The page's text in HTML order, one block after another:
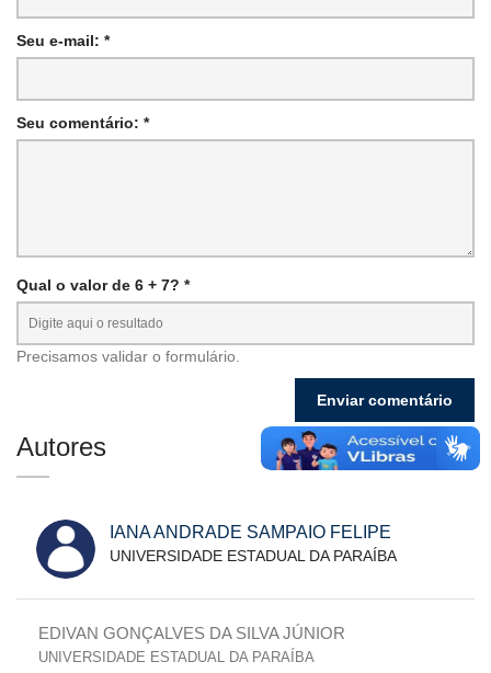
Seu e-mail: *
Seu comentário: *
Qual o valor de 6 + 7? *
Precisamos validar o formulário.
Autores
IANA ANDRADE SAMPAIO FELIPE
UNIVERSIDADE ESTADUAL DA PARAÍBA
EDIVAN GONÇALVES DA SILVA JÚNIOR
UNIVERSIDADE ESTADUAL DA PARAÍBA